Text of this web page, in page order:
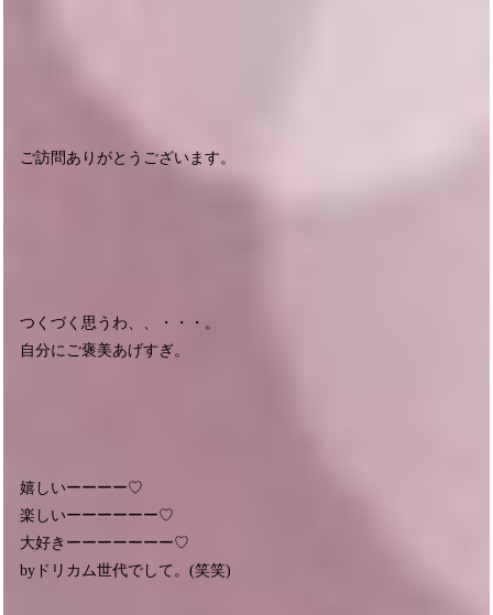
ご訪問ありがとうございます。
つくづく思うわ、、・・・。
自分にご褒美あげすぎ。
嬉しいーーーー♡
楽しいーーーーーー♡
大好きーーーーーーー♡
byドリカム世代でして。(笑笑)